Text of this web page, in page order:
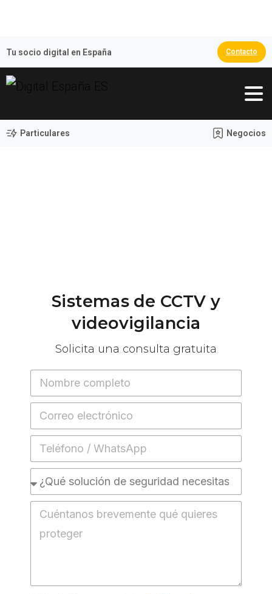
Tu socio digital en España Contacto
Particulares Negocios
Sistemas de CCTV y
videovigilancia
Solicita una consulta gratuita